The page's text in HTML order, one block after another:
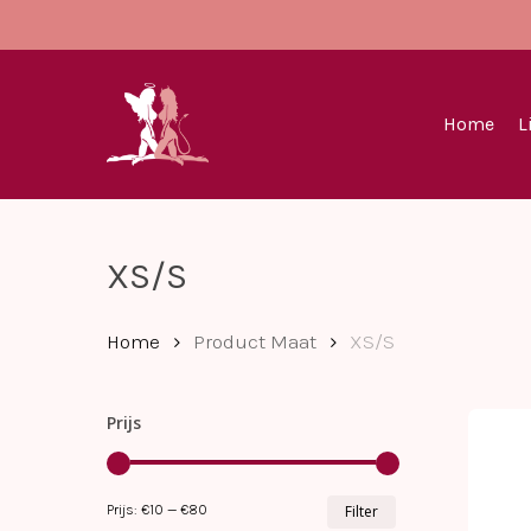
Home
XS/S
Home Product Maat XS/S
Prijs
Filter
Prijs: €10 — €80